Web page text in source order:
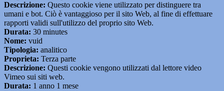
Descrizione: Questo cookie viene utilizzato per distinguere tra
umani e bot. Ciò è vantaggioso per il sito Web, al fine di effettuare
rapporti validi sull'utilizzo del proprio sito Web.
Durata: 30 minutes
Nome: vuid
Tipologia: analitico
Proprieta: Terza parte
Descrizione: Questi cookie vengono utilizzati dal lettore video
Vimeo sui siti web.
Durata: 1 anno 1 mese